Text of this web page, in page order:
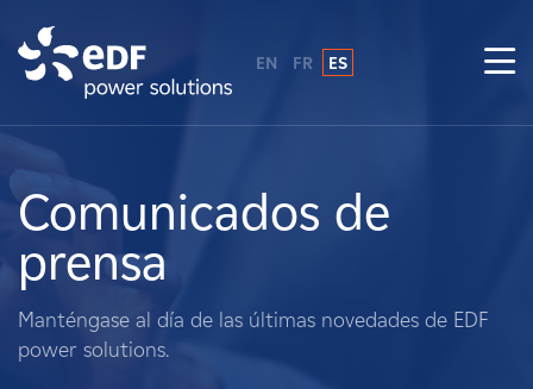
Sobre nosotros
Qué hacemos
Terratenientes
EN FR ES
Comunicados de
prensa
Manténgase al día de las últimas novedades de EDF
power solutions.